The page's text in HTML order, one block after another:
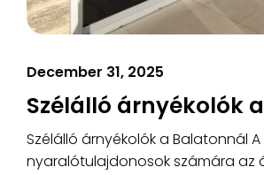
December 31, 2025
Szélálló árnyékolók
Szélálló árnyékolók a Balatonnál
nyaralótulajdonosok számára az